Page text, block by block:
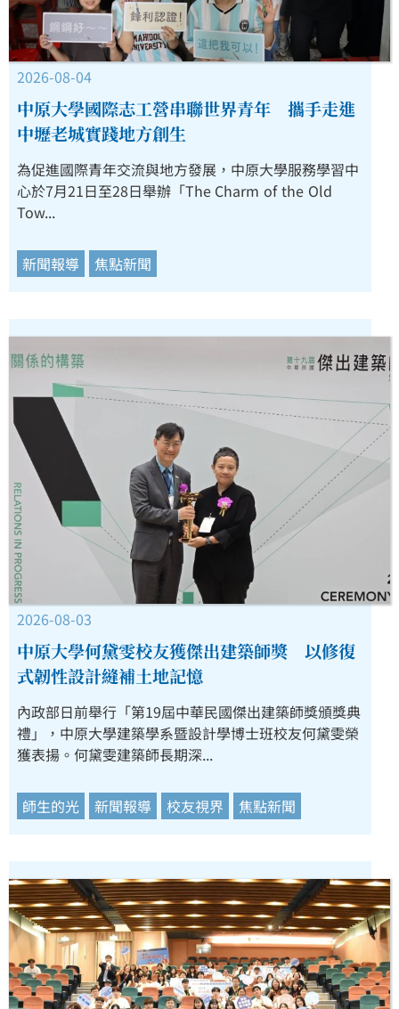
2026-08-04
中原大學國際志工營串聯世界青年 攜手走進
中壢老城實踐地方創生
為促進國際青年交流與地方發展，中原大學服務學習中
心於7月21日至28日舉辦「The Charm of the Old
Tow...
新聞報導 焦點新聞
2026-08-03
中原大學何黛雯校友獲傑出建築師獎 以修復
式韌性設計縫補土地記憶
內政部日前舉行「第19屆中華民國傑出建築師獎頒獎典
禮」，中原大學建築學系暨設計學博士班校友何黛雯榮
獲表揚。何黛雯建築師長期深...
師生的光 新聞報導 校友視界 焦點新聞